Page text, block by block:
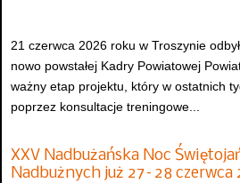
21 czerwca 2026 roku w Troszynie
nowo powstałej Kadry Powiatowej
ważny etap projektu, który w ostatnich
poprzez konsultacje treningowe...
XXV Nadbużańska Noc
Nadbużnych już 27–28 czerwca